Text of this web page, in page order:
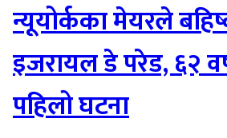
न्यूयोर्कका मेयरले
इजरायल डे परेड, ६२
पहिलो घटना